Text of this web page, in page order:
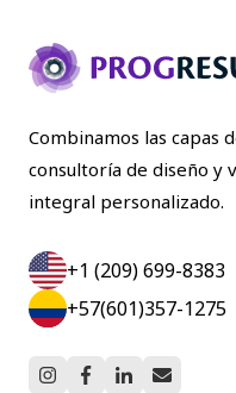
Combinamos las capas
consultoría de diseño y
integral personalizado.
+1 (209) 699-8383
+57(601)357-1275